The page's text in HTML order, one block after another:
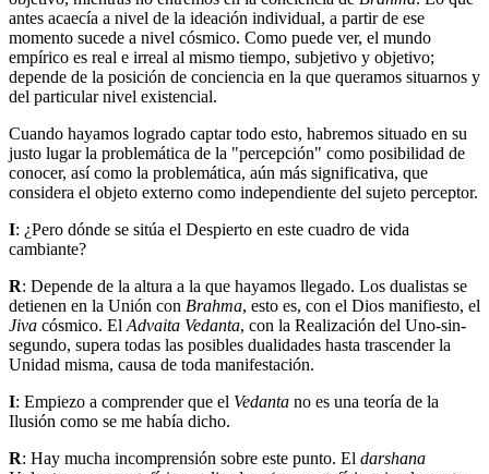
antes acaecía a nivel de la ideación individual, a partir de ese
momento sucede a nivel cósmico. Como puede ver, el mundo
empírico es real e irreal al mismo tiempo, subjetivo y objetivo;
depende de la posición de conciencia en la que queramos situarnos y
del particular nivel existencial.
Cuando hayamos logrado captar todo esto, habremos situado en su
justo lugar la problemática de la "percepción" como posibilidad de
conocer, así como la problemática, aún más significativa, que
considera el objeto externo como independiente del sujeto perceptor.
I: ¿Pero dónde se sitúa el Despierto en este cuadro de vida
cambiante?
R: Depende de la altura a la que hayamos llegado. Los dualistas se
detienen en la Unión con Brahma, esto es, con el Dios manifiesto, el
Jiva cósmico. El Advaita Vedanta, con la Realización del Uno-sin-
segundo, supera todas las posibles dualidades hasta trascender la
Unidad misma, causa de toda manifestación.
I: Empiezo a comprender que el Vedanta no es una teoría de la
Ilusión como se me había dicho.
R: Hay mucha incomprensión sobre este punto. El darshana